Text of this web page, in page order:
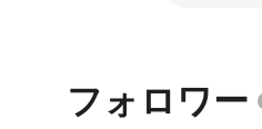
フォロワー